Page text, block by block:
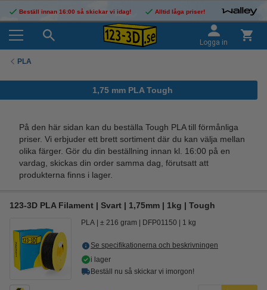
Beställ innan 16:00 så skickar vi idag! Alltid låga priser!
Logga in
PLA
1,75 mm PLA Tough
På den här sidan kan du beställa Tough PLA till förmånliga
priser. Vi erbjuder ett brett sortiment där du kan välja mellan
olika färger. Gör du din beställning innan kl. 16:00 på en
vardag, skickas din order samma dag, förutsatt att
produkterna finns i lager.
123-3D PLA Filament | Svart | 1,75mm | 1kg | Tough
PLA ± 216 gram DFP01150 1 kg
Se specifikationerna och beskrivningen
i lager
Beställ nu så skickar vi imorgon!